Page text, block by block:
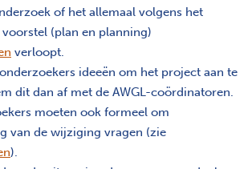
of het allemaal volgens het
(plan en planning)
verloopt.
ideeën om het project aan te
dit dan af met de AWGL-coördinatoren.
moeten ook formeel om
van de wijziging vragen (zie
).